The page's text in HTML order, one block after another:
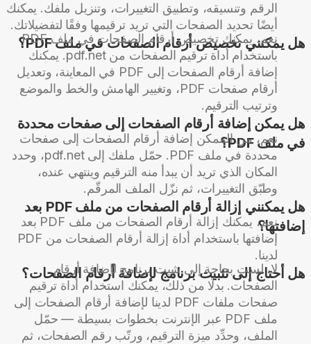
الرقم وتنسيقه، وتطبيق التغييرات، وتنزيل ملفك. يمكنك
أيضًا تحديد الصفحات التي تريد ترقيمها وفقًا لتفضيلاتك.
هل يمكنني تخصيص أرقام الصفحات في ملف PDF؟ نعم، يمكنك تخصيص أرقام الصفحات في ملف PDF
باستخدام أداة ترقيم الصفحات من pdf.net. يمكنك
إضافة أرقام الصفحات إلى PDF في المعاينة، وتعديل
أرقام صفحات PDF، وتغيير الهامش والخط والموضع
وترتيب الترقيم.
هل يمكن إضافة أرقام الصفحات إلى صفحات محددة
في ملف PDF؟نعم، من الممكن إضافة أرقام الصفحات إلى صفحات
محددة في ملف PDF. حمّل ملفك إلى pdf.net، وحدد
المكان الذي تريد أن يبدأ منه الترقيم وينتهي عنده،
وطبّق التغييرات، ثم نزّل الملف المرقّم.
هل يمكنني إزالة أرقام الصفحات من ملف PDF بعد
إضافتها؟
نعم، يمكنك إزالة أرقام الصفحات من ملف PDF بعد
إضافتها باستخدام أداة إزالة أرقام الصفحات من PDF
لدينا.
هل أحتاج إلى تثبيت برنامج لإضافة أرقام الصفحات؟
لا، لست بحاجة إلى تثبيت برنامج لإضافة أرقام
الصفحات. بدلًا من ذلك، يمكنك استخدام أداة ترقيم
صفحات ملفات PDF لدينا لإضافة أرقام الصفحات إلى
ملف PDF عبر الإنترنت بخطوات بسيطة — حمّل
الملف، وحدِّد ميزة الترقيم، ورتّب رقم الصفحات، ثم